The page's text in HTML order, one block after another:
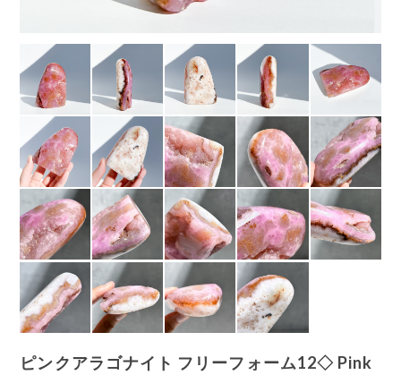
ピンクアラゴナイト フリーフォーム12◇ Pink